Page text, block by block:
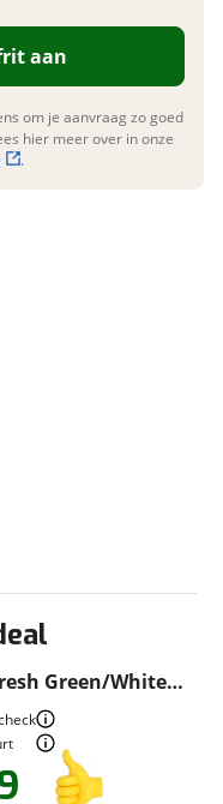
Green/White
aan
om je aanvraag zo goed
hier meer over in onze
.